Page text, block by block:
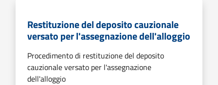
Restituzione del deposito cauzionale
versato per l'assegnazione dell'alloggio
Procedimento di restituzione del deposito
cauzionale versato per l'assegnazione
dell'alloggio